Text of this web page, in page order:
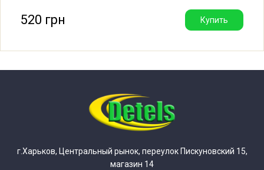
520 грн Купить
г.Харьков, Центральный рынок, переулок Пискуновский 15,
магазин 14